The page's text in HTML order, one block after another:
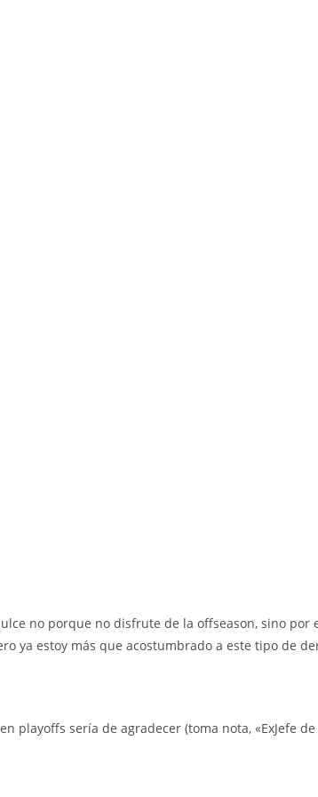
no porque no disfrute de la offseason, sino
ya estoy más que acostumbrado a este tipo de
sería de agradecer (toma nota, «ExJefe